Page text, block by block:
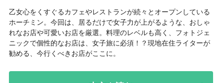
乙女心をくすぐるカフェやレストランが続々とオープンしている
ホーチミン。今回は、居るだけで女子力が上がるような、おしゃ
れなお店や可愛いお店を厳選。料理のレベルも高く、フォトジェ
ニックで個性的なお店は、女子旅に必須！？現地在住ライターが
勧める、今行くべきお店がここに。